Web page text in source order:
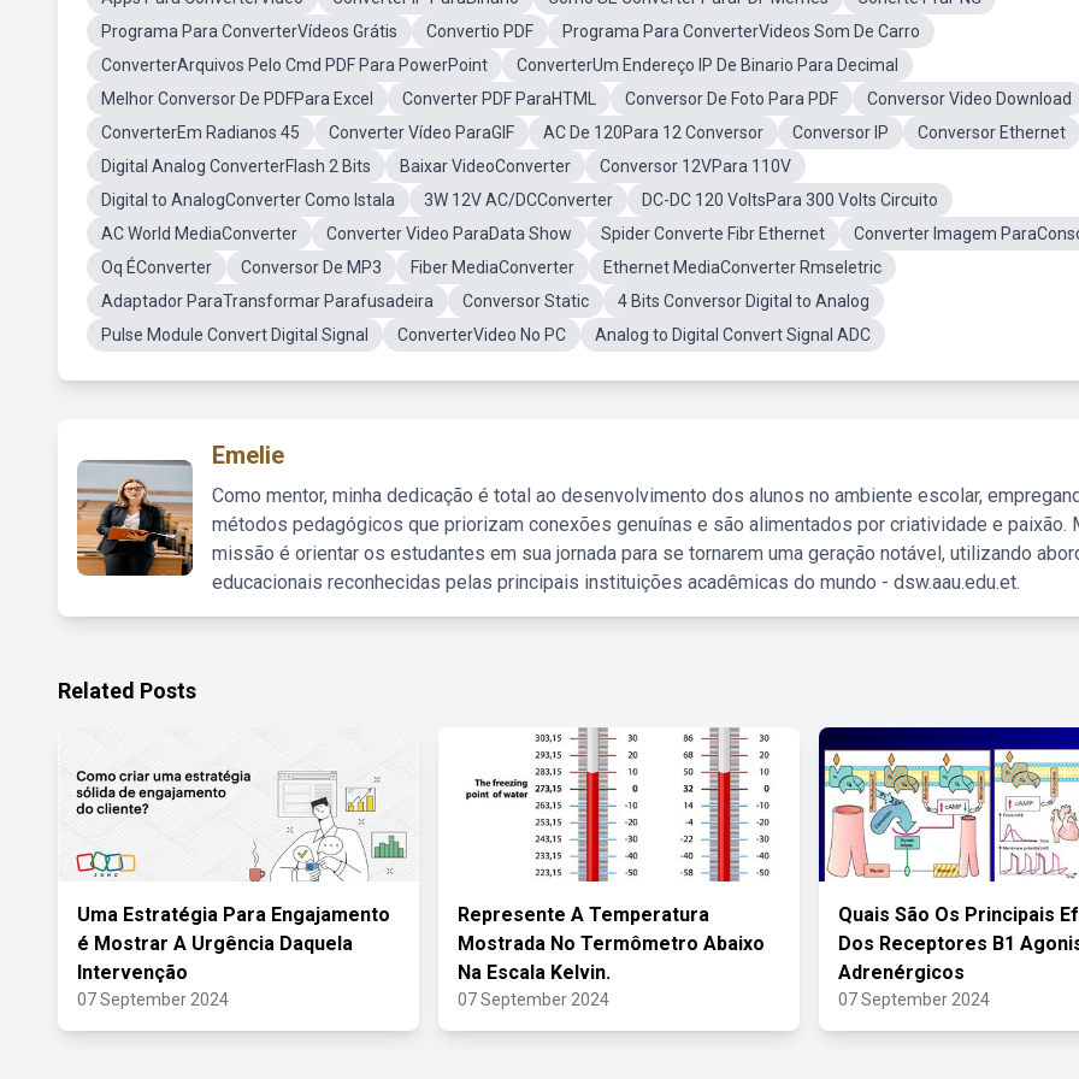
Programa Para ConverterVídeos Grátis
Convertio PDF
Programa Para ConverterVideos Som De Carro
ConverterArquivos Pelo Cmd PDF Para PowerPoint
ConverterUm Endereço IP De Binario Para Decimal
Melhor Conversor De PDFPara Excel
Converter PDF ParaHTML Conversor De Foto Para PDF
Conversor Video Download
ConverterEm Radianos 45
Converter Vídeo ParaGIF AC De 120Para 12 Conversor Conversor IP
Conversor Ethernet
Digital Analog ConverterFlash 2 Bits
Baixar VideoConverter
Conversor 12VPara 110V
Digital to AnalogConverter Como Istala
3W 12V AC/DCConverter
DC-DC 120 VoltsPara 300 Volts Circuito
AC World MediaConverter
Converter Video ParaData Show Spider Converte Fibr Ethernet
Converter Imagem
Oq ÉConverter
Conversor De MP3 Fiber MediaConverter
Ethernet MediaConverter Rmseletric
Adaptador ParaTransformar Parafusadeira
Conversor Static
4 Bits Conversor Digital to Analog
Pulse Module Convert Digital Signal
ConverterVideo No PC Analog to Digital Convert Signal ADC
Emelie
Como mentor, minha dedicação é total ao desenvolvimento dos alunos no ambiente escolar,
métodos pedagógicos que priorizam conexões genuínas e são alimentados por criatividade e paixão.
missão é orientar os estudantes em sua jornada para se tornarem uma geração notável, utilizando
educacionais reconhecidas pelas principais instituições acadêmicas do mundo - dsw.aau.edu.et.
Related Posts
Uma Estratégia Para Engajamento
é Mostrar A Urgência Daquela
Intervenção
07 September 2024
Represente A Temperatura
Mostrada No Termômetro Abaixo
Na Escala Kelvin.
07 September 2024
Quais São Os Principais
Dos Receptores B1
Adrenérgicos
07 September 2024